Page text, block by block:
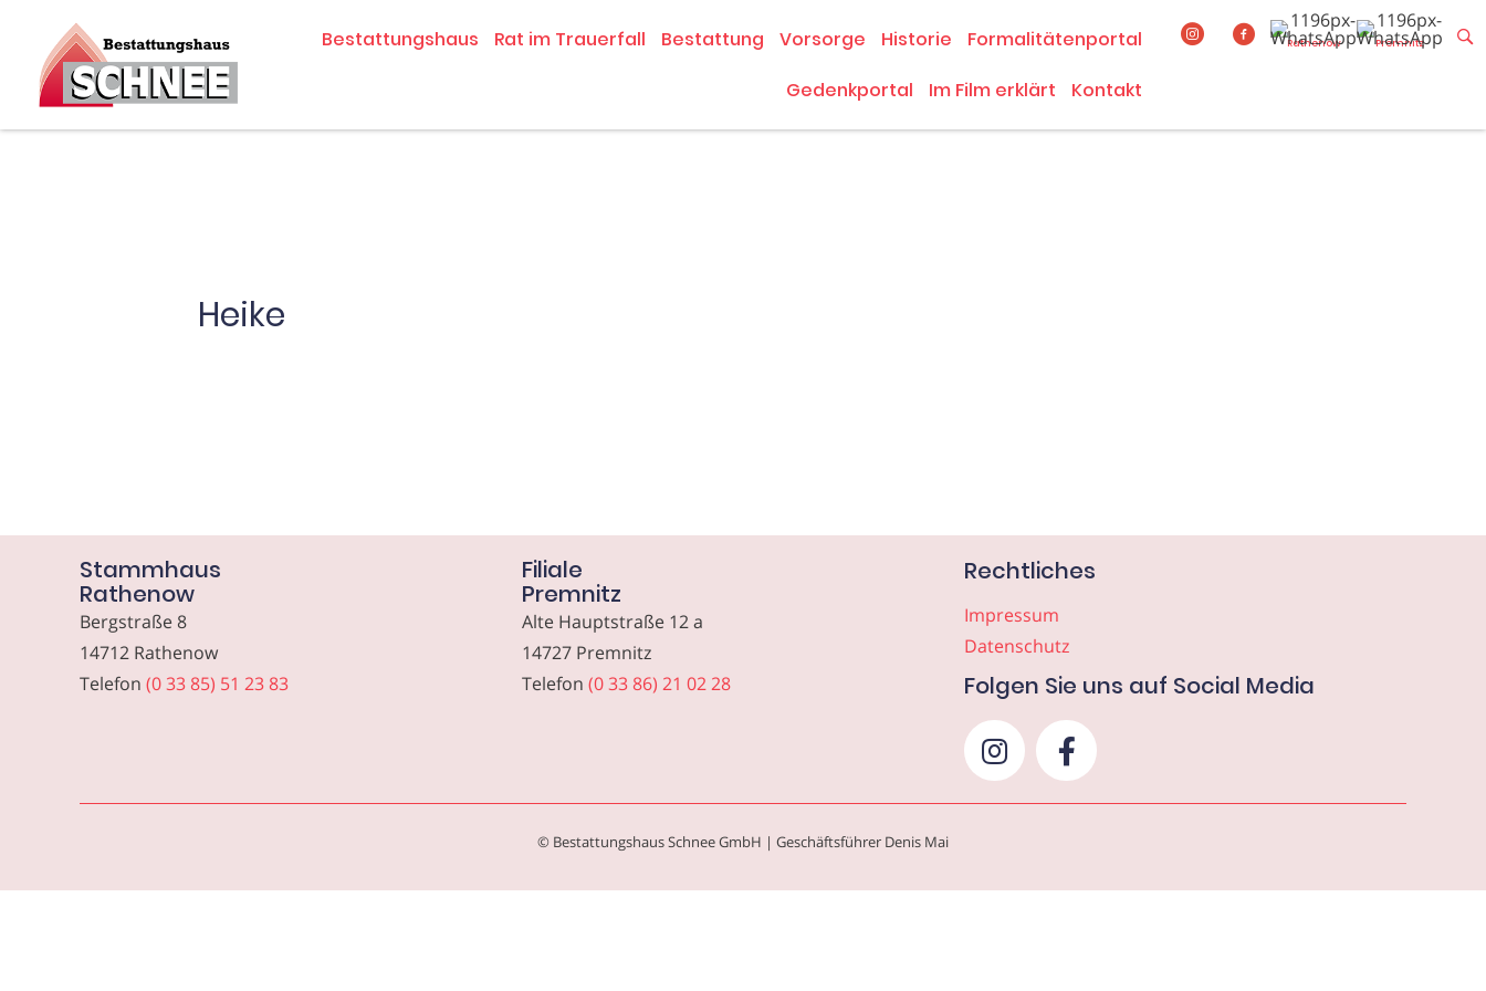
springen
Bestattungshaus Rat im Trauerfall Bestattung Vorsorge Historie
Formalitätenportal
Gedenkportal
Im Film erklärt Kontakt
Rathenow Premnitz
Heike
Stammhaus
Rathenow
Bergstraße 8
14712 Rathenow
Telefon (0 33 85) 51 23 83
Filiale
Premnitz
Alte Hauptstraße 12 a
14727 Premnitz
Telefon (0 33 86) 21 02 28
Rechtliches
Impressum
Datenschutz
Folgen Sie uns auf Social Media
© Bestattungshaus Schnee GmbH | Geschäftsführer Denis Mai